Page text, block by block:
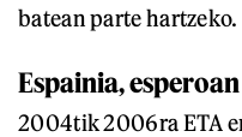
batean parte hartzeko.
Espainia, esperoan
2004tik 2006ra ETA